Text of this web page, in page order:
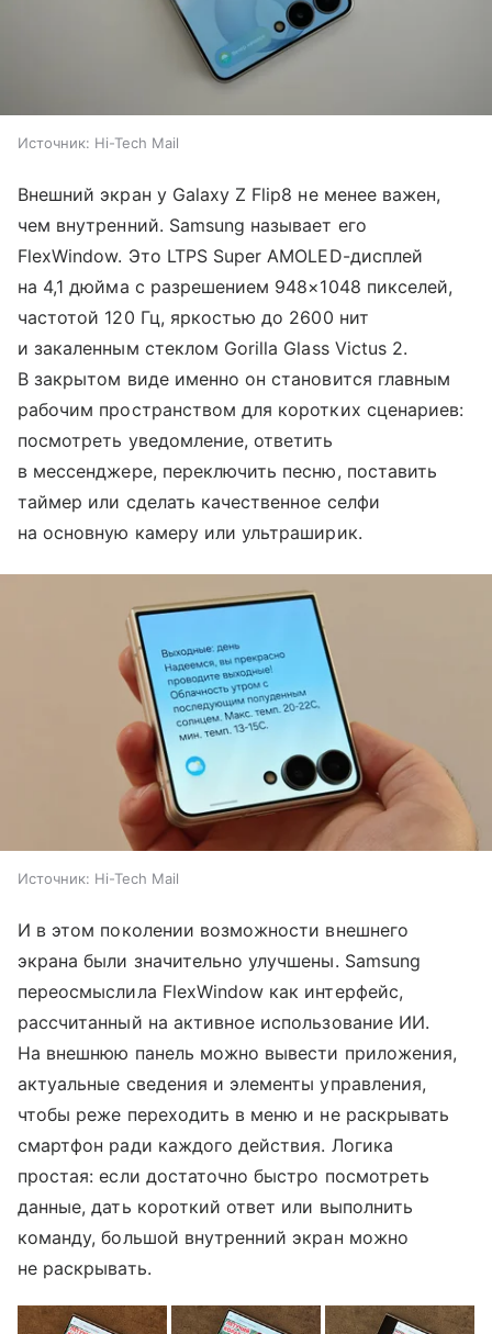
Источник: Hi-Tech Mail
Внешний экран у Galaxy Z Flip8 не менее важен,
чем внутренний. Samsung называет его
FlexWindow. Это LTPS Super AMOLED-дисплей
на 4,1 дюйма с разрешением 948×1048 пикселей,
частотой 120 Гц, яркостью до 2600 нит
и закаленным стеклом Gorilla Glass Victus 2.
В закрытом виде именно он становится главным
рабочим пространством для коротких сценариев:
посмотреть уведомление, ответить
в мессенджере, переключить песню, поставить
таймер или сделать качественное селфи
на основную камеру или ультраширик.
Источник: Hi-Tech Mail
И в этом поколении возможности внешнего
экрана были значительно улучшены. Samsung
переосмыслила FlexWindow как интерфейс,
рассчитанный на активное использование ИИ.
На внешнюю панель можно вывести приложения,
актуальные сведения и элементы управления,
чтобы реже переходить в меню и не раскрывать
смартфон ради каждого действия. Логика
простая: если достаточно быстро посмотреть
данные, дать короткий ответ или выполнить
команду, большой внутренний экран можно
не раскрывать.